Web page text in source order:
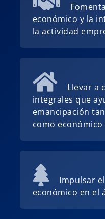
económico y la
la actividad
Llevar a
integrales que
emancipación
como económico
Impulsar
económico en el